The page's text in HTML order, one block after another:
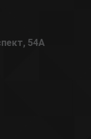
54А